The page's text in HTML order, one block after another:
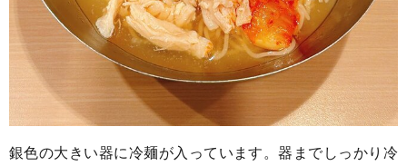
銀色の大きい器に冷麺が入っています。器までしっかり冷